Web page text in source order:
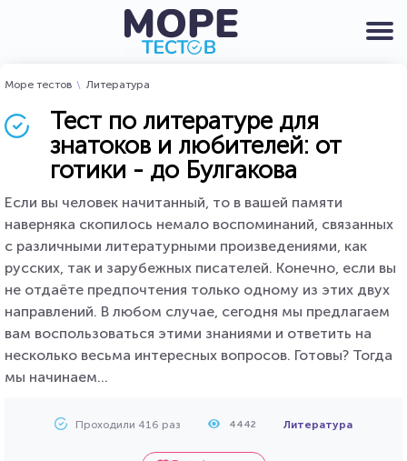
Море тестов Литература
Тест по литературе для
знатоков и любителей: от
готики - до Булгакова
Если вы человек начитанный, то в вашей памяти
наверняка скопилось немало воспоминаний, связанных
с различными литературными произведениями, как
русских, так и зарубежных писателей. Конечно, если вы
не отдаёте предпочтения только одному из этих двух
направлений. В любом случае, сегодня мы предлагаем
вам воспользоваться этими знаниями и ответить на
несколько весьма интересных вопросов. Готовы? Тогда
мы начинаем...
Проходили 416 раз 4442 Литература